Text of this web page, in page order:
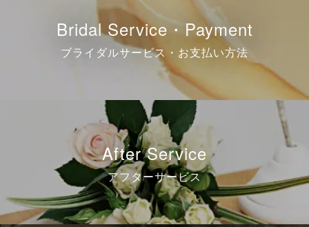
Bridal Service・Payment
ブライダルサービス・お支払い方法
After Service
アフターサービス